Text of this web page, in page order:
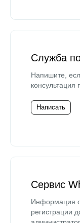
Служба
Напишите,
консультация
Написать
Сервис
Информация о
регистрации